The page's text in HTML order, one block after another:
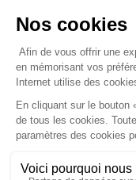
Nous contacter
À propos
Paiement sécurisé
Livraison | Retour
Nos tutos
Connexion /